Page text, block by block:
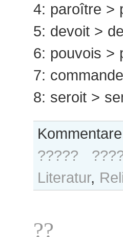
4: paroître >
5: devoit >
6: pouvois >
7:
8: seroit >
?????
Literatur,
??